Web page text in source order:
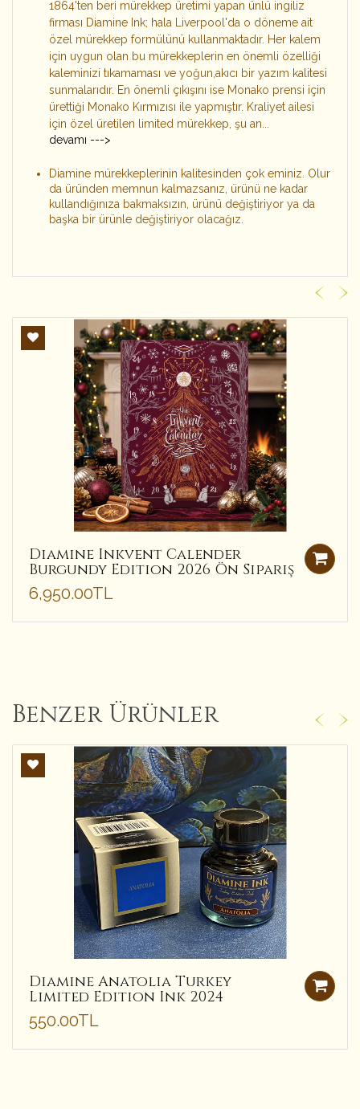
1864'ten beri mürekkep üretimi yapan ünlü ingiliz
firması Diamine Ink; hala Liverpool'da o döneme ait
özel mürekkep formülünü kullanmaktadır. Her kalem
için uygun olan bu mürekkeplerin en önemli özelliği
kaleminizi tıkamaması ve yoğun,akıcı bir yazım kalitesi
sunmalarıdır. En önemli çıkışını ise Monako prensi için
ürettiği Monako Kırmızısı ile yapmıştır. Kraliyet ailesi
için özel üretilen limited mürekkep, şu an...
devamı --->
Diamine mürekkeplerinin kalitesinden çok eminiz. Olur
da üründen memnun kalmazsanız, ürünü ne kadar
kullandığınıza bakmaksızın, ürünü değiştiriyor ya da
başka bir ürünle değiştiriyor olacağız.
Diamine Inkvent Calender
Burgundy Edition 2026 Ön Sipariş
6,950.00TL
Benzer Ürünler
Diamine Anatolia Turkey
Limited Edition Ink 2024
550.00TL